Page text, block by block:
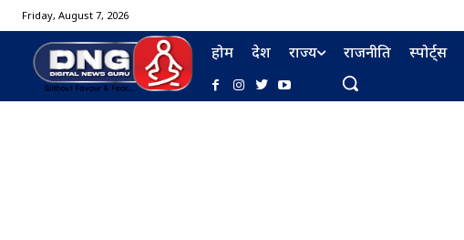
Friday, August 7, 2026
होम देश राज्य राजनीति स्पोर्ट्स